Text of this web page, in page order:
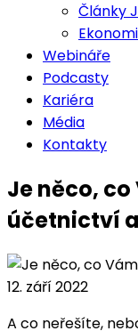
Články
Webináře
Podcasty
Kariéra
Média
Kontakty
Je něco,
účetnictví
12. září 2022
A co neřešíte,